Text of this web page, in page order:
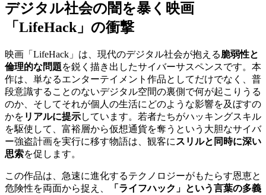
デジタル社会の闇を暴く映画
「LifeHack」の衝撃
映画「LifeHack」は、現代のデジタル社会が抱える脆弱性と
倫理的な問題を鋭く描き出したサイバーサスペンスです。本
作は、単なるエンターテイメント作品としてだけでなく、普
段意識することのないデジタル空間の裏側で何が起こりうる
のか、そしてそれが個人の生活にどのような影響を及ぼすの
かを リアルに提示しています。若者たちがハッキングスキル
を駆使して、富裕層から仮想通貨を奪うという大胆なサイバ
ー強盗計画を実行に移す物語は、観客に スリルと同時に深い
思索を促します。
この作品は、急速に進化するテクノロジーがもたらす恩恵と
危険性を両面から捉え、
「ライフハック」という言葉の多義